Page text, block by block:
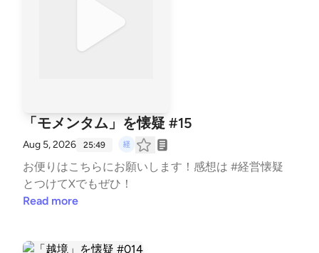
「モメンタム」を懐疑 #15
Aug 5, 2026 25:49
お便りは⁠⁠⁠⁠⁠⁠⁠⁠⁠⁠⁠⁠⁠こちら⁠⁠⁠⁠⁠⁠⁠⁠⁠⁠⁠⁠⁠にお願いします！感想は #経営懐疑
とつけてXでもぜひ！
Read more